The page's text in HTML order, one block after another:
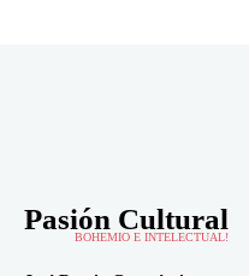
Pasión Cultural
BOHEMIO E INTELECTUAL!